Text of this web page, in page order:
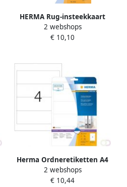
HERMA Rug-insteekkaart
5032 breed 54x190mm wit
25 vel
2 webshops
€ 10,10
Herma Ordneretiketten A4
192 x 59 mm wit
ondoorzichtig permanent
2 webshops
€ 10,44